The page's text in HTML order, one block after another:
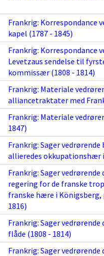
Frankrig: Korrespondance
kapel (1787 - 1845)
Frankrig: Korrespondance
Levetzaus sendelse til
kommissær (1808 - 1814)
Frankrig: Materiale
alliancetraktater med
Frankrig: Materiale
1847)
Frankrig: Sager
allieredes okkupationshær
Frankrig: Sager
regering for de franske
franske hære i Königsberg,
1816)
Frankrig: Sager
flåde (1808 - 1814)
Frankrig: Sager